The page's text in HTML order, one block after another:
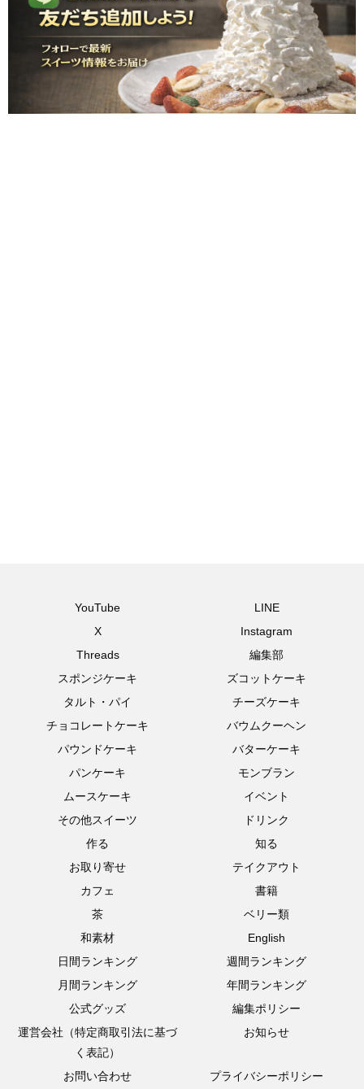
YouTube
LINE
X
Instagram
Threads
編集部
スポンジケーキ
ズコットケーキ
タルト・パイ
チーズケーキ
チョコレートケーキ
バウムクーヘン
パウンドケーキ
バターケーキ
パンケーキ
モンブラン
ムースケーキ
イベント
その他スイーツ
ドリンク
作る
知る
お取り寄せ
テイクアウト
カフェ
書籍
茶
ベリー類
和素材
English
日間ランキング
週間ランキング
月間ランキング
年間ランキング
公式グッズ
編集ポリシー
運営会社（特定商取引法に基づ
く表記）
お知らせ
お問い合わせ プライバシーポリシー